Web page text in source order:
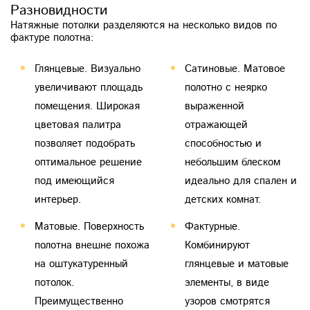
Разновидности
Натяжные потолки разделяются на несколько видов по
фактуре полотна:
Глянцевые. Визуально
увеличивают площадь
помещения. Широкая
цветовая палитра
позволяет подобрать
оптимальное решение
под имеющийся
интерьер.
Матовые. Поверхность
полотна внешне похожа
на оштукатуренный
потолок.
Преимущественно
Сатиновые. Матовое
полотно с неярко
выраженной
отражающей
способностью и
небольшим блеском
идеально для спален и
детских комнат.
Фактурные.
Комбинируют
глянцевые и матовые
элементы, в виде
узоров смотрятся